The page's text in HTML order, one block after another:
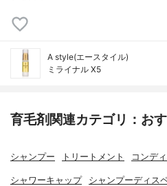
A style(エースタイル)
ミライナル X5
育毛剤関連カテゴリ：お
シャンプー トリートメント コンデ
シャワーキャップ シャンプーディス